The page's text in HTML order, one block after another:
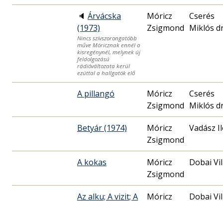
🔈 Árvácska
(1973)
Nincs szívszorongatóbb
műve Móricznak ennél a
kisregénynél, melynek új
feldolgozású
rádióváltozata kerül
ezúttal a hallgatók elő
Móricz
Zsigmond
Cserés
Miklós
A pillangó
Móricz
Zsigmond
Cserés
Miklós
Betyár (1974)
Móricz
Zsigmond
Vadász
A kokas
Móricz
Zsigmond
Dobai
Az alku; A vizit; A
Móricz
Dobai